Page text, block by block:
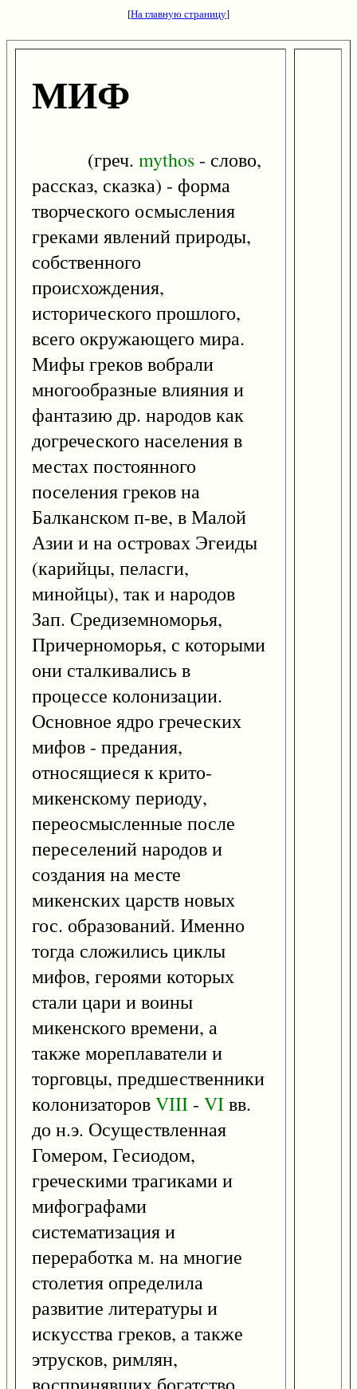
[На главную страницу]
МИФ
(греч. mythos - слово,
рассказ, сказка) - форма
творческого осмысления
греками явлений природы,
собственного
происхождения,
исторического прошлого,
всего окружающего мира.
Мифы греков вобрали
многообразные влияния и
фантазию др. народов как
догреческого населения в
местах постоянного
поселения греков на
Балканском п-ве, в Малой
Азии и на островах Эгеиды
(карийцы, пеласги,
минойцы), так и народов
Зап. Средиземноморья,
Причерноморья, с которыми
они сталкивались в
процессе колонизации.
Основное ядро греческих
мифов - предания,
относящиеся к крито-
микенскому периоду,
переосмысленные после
переселений народов и
создания на месте
микенских царств новых
гос. образований. Именно
тогда сложились циклы
мифов, героями которых
стали цари и воины
микенского времени, а
также мореплаватели и
торговцы, предшественники
колонизаторовVIII - VIвв.
до н.э. Осуществленная
Гомером, Гесиодом,
греческими трагиками и
мифографами
систематизация и
переработка м. на многие
столетия определила
развитие литературы и
искусства греков, а также
этрусков, римлян,